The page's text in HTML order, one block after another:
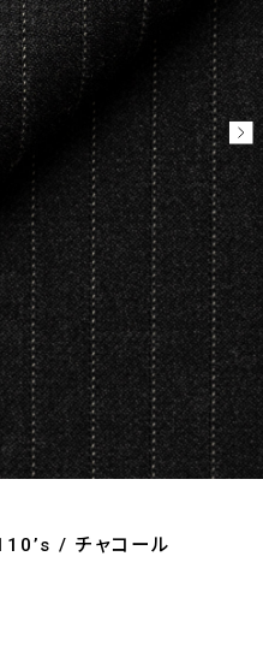
110’s / チャコール